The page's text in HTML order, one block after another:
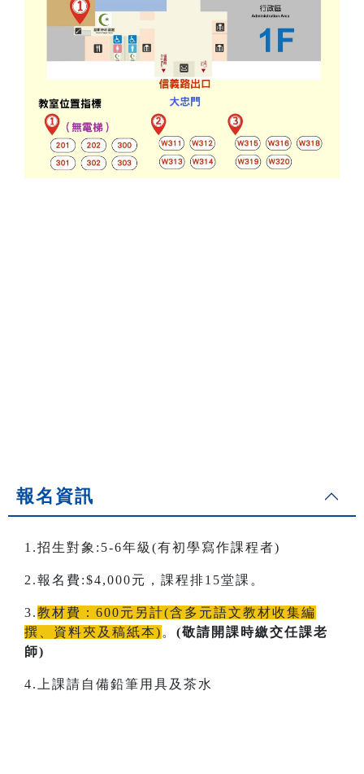
報名資訊
1.招生對象:5-6年級(有初學寫作課程者)
2.報名費:$4,000元，課程排15堂課。
3.教材費：600元另計(含多元語文教材收集編
撰、資料夾及稿紙本) 。 (敬請開課時繳交任課老
師)
4.上課請自備鉛筆用具及茶水